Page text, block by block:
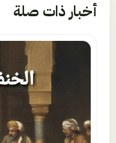
أخبار ذات صلة